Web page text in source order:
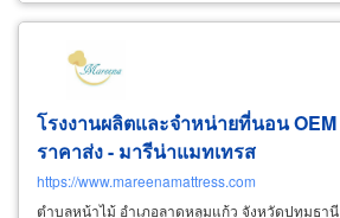
โรงงานผลิตและจำหน่ายที่นอน OEM
ราคาส่ง - มารีน่าแมทเทรส
https://www.mareenamattress.com
ตำบลหน้าไม้ อำเภอลาดหลุมแก้ว จังหวัดปทุมธานี